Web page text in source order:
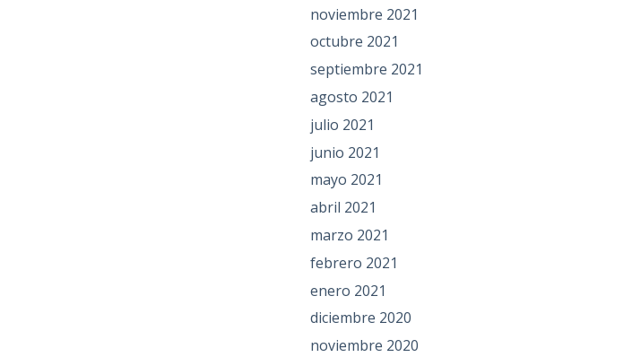
noviembre 2021
octubre 2021
septiembre 2021
agosto 2021
julio 2021
junio 2021
mayo 2021
abril 2021
marzo 2021
febrero 2021
enero 2021
diciembre 2020
noviembre 2020